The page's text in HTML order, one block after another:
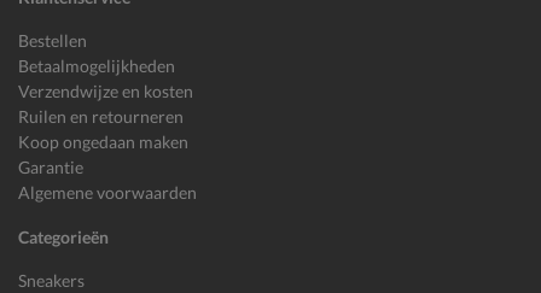
Bestellen
Betaalmogelijkheden
Verzendwijze en kosten
Ruilen en retourneren
Koop ongedaan maken
Garantie
Algemene voorwaarden
Categorieën
Sneakers